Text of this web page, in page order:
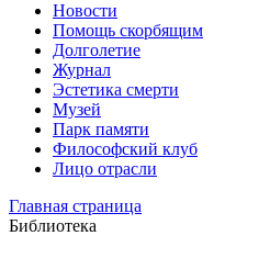
Новости
Помощь скорбящим
Долголетие
Журнал
Эстетика смерти
Музей
Парк памяти
Философский клуб
Лицо отрасли
Главная страница
Библиотека